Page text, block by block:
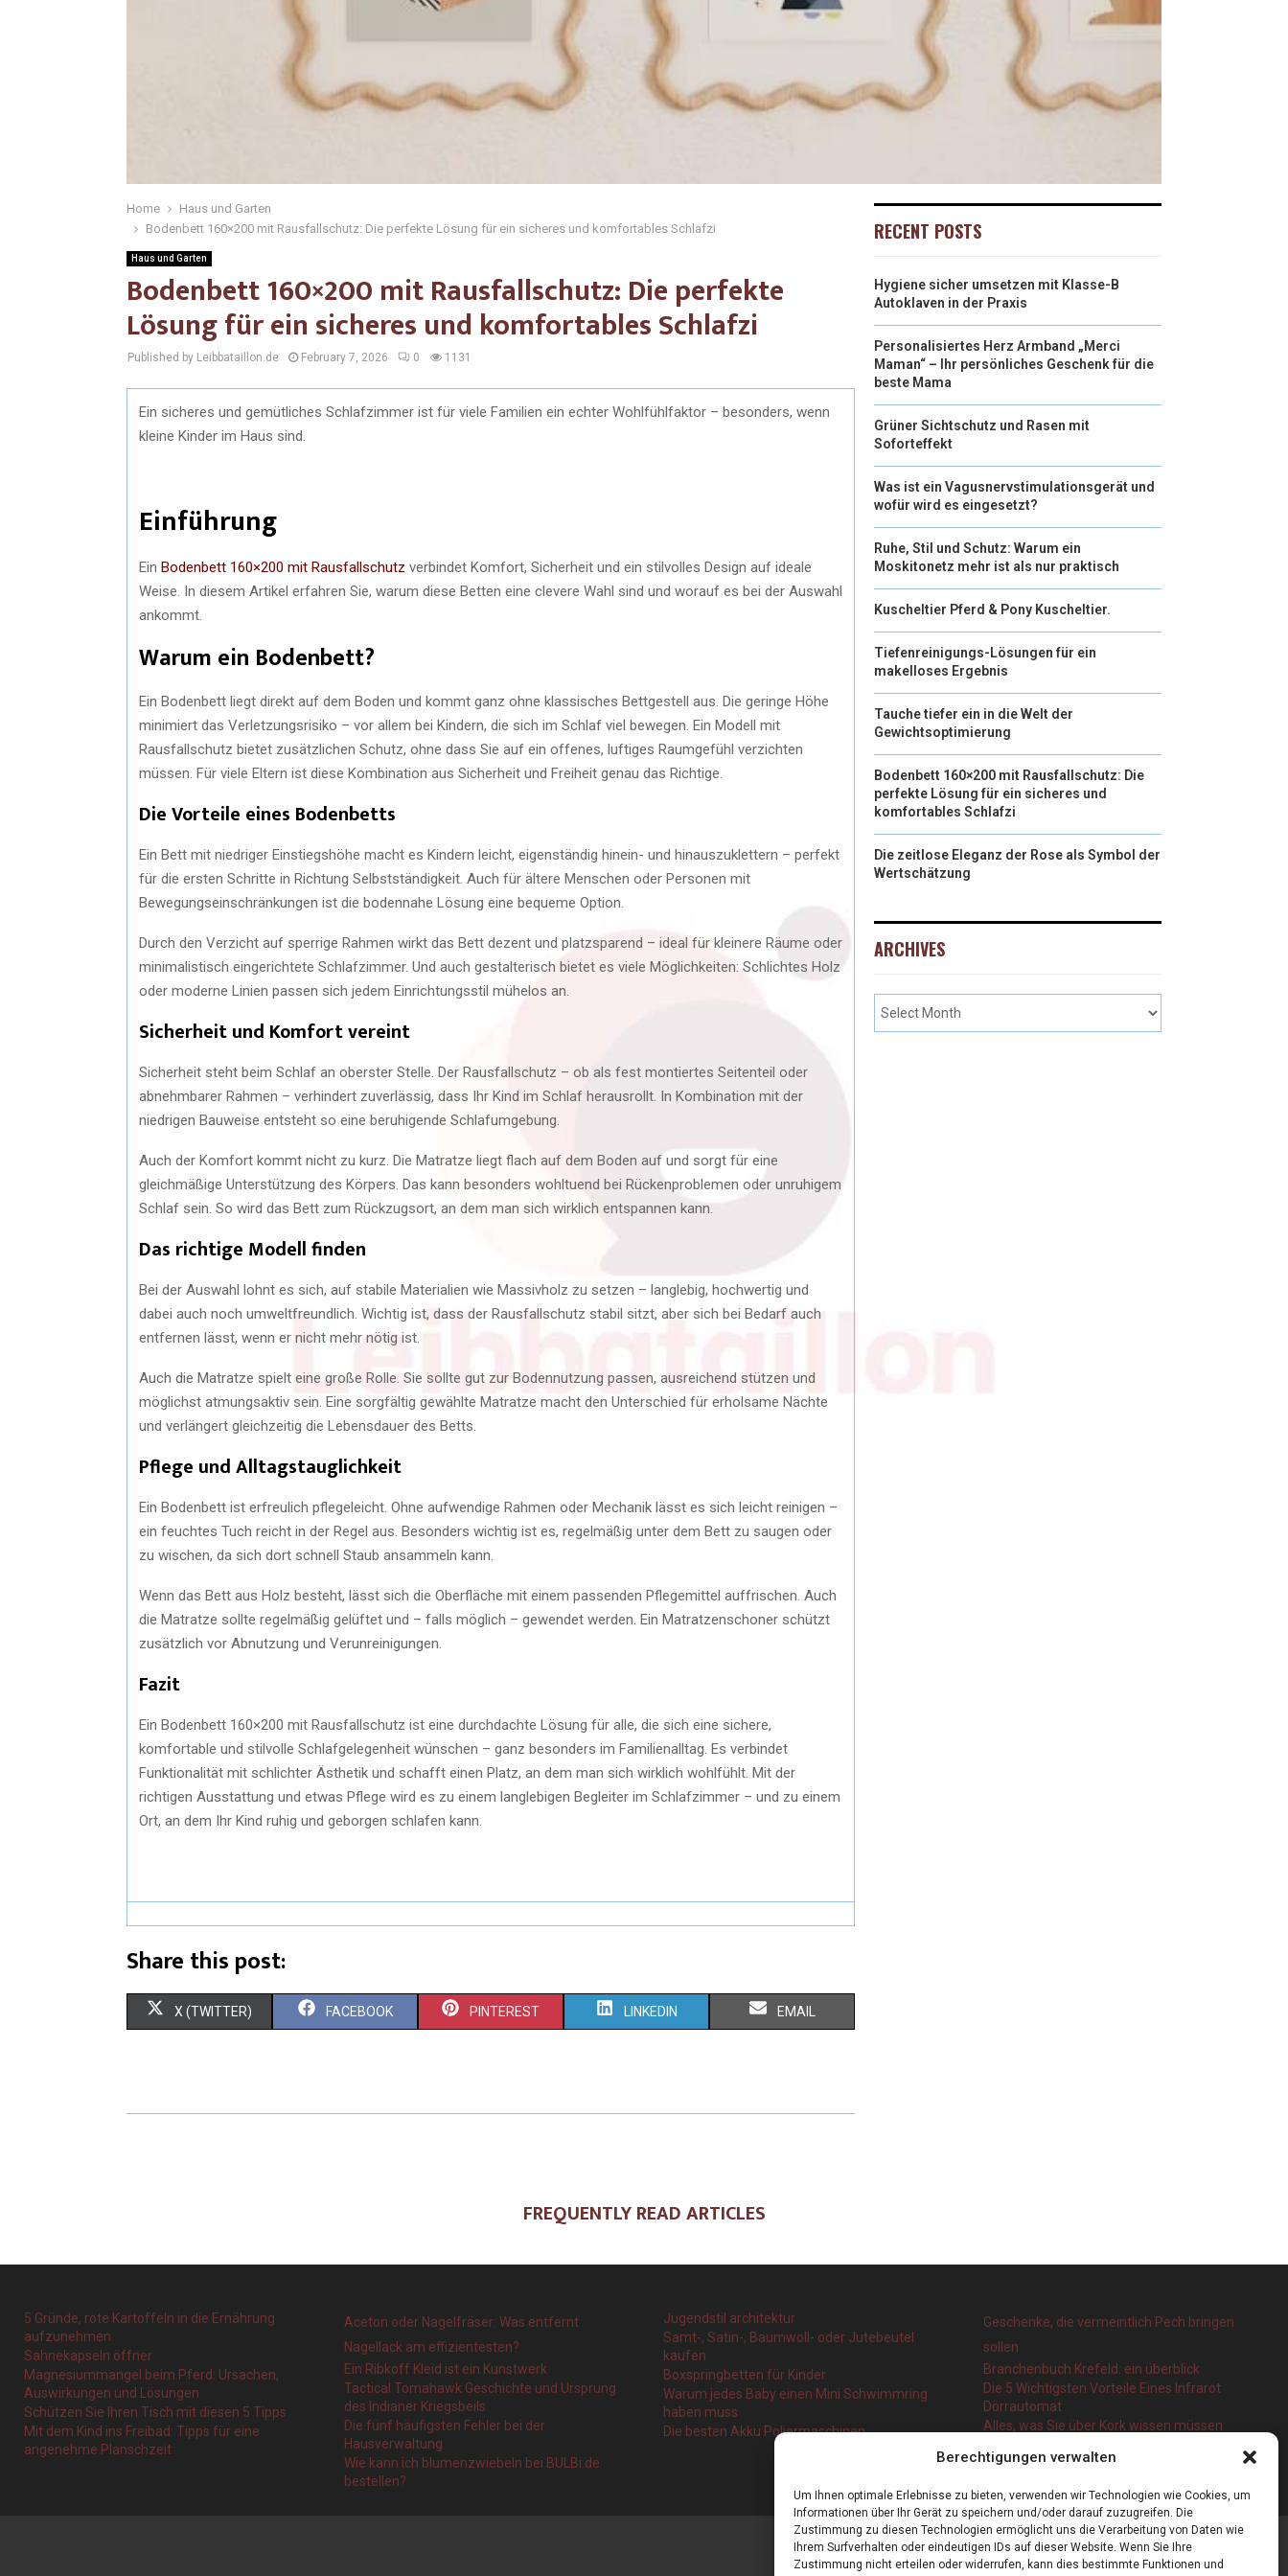
Berechtigungen verwalten
Um Ihnen optimale Erlebnisse zu bieten, verwenden wir Technologien wie Cookies, um
Informationen über Ihr Gerät zu speichern und/oder darauf zuzugreifen. Die
Zustimmung zu diesen Technologien ermöglicht uns die Verarbeitung von Daten wie
Ihrem Surfverhalten oder eindeutigen IDs auf dieser Website. Wenn Sie Ihre
Zustimmung nicht erteilen oder widerrufen, kann dies bestimmte Funktionen und
Home
Haus und Garten
Bodenbett 160×200 mit Rausfallschutz: Die perfekte Lösung für ein sicheres und komfortables Schlafzi
Haus und Garten
Bodenbett 160×200 mit Rausfallschutz: Die perfekte
Lösung für ein sicheres und komfortables Schlafzi
Published by Leibbataillon.de February 7, 2026 0 1131
Ein sicheres und gemütliches Schlafzimmer ist für viele Familien ein echter Wohlfühlfaktor – besonders, wenn
kleine Kinder im Haus sind.
Einführung
Ein Bodenbett 160×200 mit Rausfallschutz verbindet Komfort, Sicherheit und ein stilvolles Design auf ideale
Weise. In diesem Artikel erfahren Sie, warum diese Betten eine clevere Wahl sind und worauf es bei der Auswahl
ankommt.
Warum ein Bodenbett?
Ein Bodenbett liegt direkt auf dem Boden und kommt ganz ohne klassisches Bettgestell aus. Die geringe Höhe
minimiert das Verletzungsrisiko – vor allem bei Kindern, die sich im Schlaf viel bewegen. Ein Modell mit
Rausfallschutz bietet zusätzlichen Schutz, ohne dass Sie auf ein offenes, luftiges Raumgefühl verzichten
müssen. Für viele Eltern ist diese Kombination aus Sicherheit und Freiheit genau das Richtige.
Die Vorteile eines Bodenbetts
Ein Bett mit niedriger Einstiegshöhe macht es Kindern leicht, eigenständig hinein- und hinauszuklettern – perfekt
für die ersten Schritte in Richtung Selbstständigkeit. Auch für ältere Menschen oder Personen mit
Bewegungseinschränkungen ist die bodennahe Lösung eine bequeme Option.
Durch den Verzicht auf sperrige Rahmen wirkt das Bett dezent und platzsparend – ideal für kleinere Räume oder
minimalistisch eingerichtete Schlafzimmer. Und auch gestalterisch bietet es viele Möglichkeiten: Schlichtes Holz
oder moderne Linien passen sich jedem Einrichtungsstil mühelos an.
Sicherheit und Komfort vereint
Sicherheit steht beim Schlaf an oberster Stelle. Der Rausfallschutz – ob als fest montiertes Seitenteil oder
abnehmbarer Rahmen – verhindert zuverlässig, dass Ihr Kind im Schlaf herausrollt. In Kombination mit der
niedrigen Bauweise entsteht so eine beruhigende Schlafumgebung.
Auch der Komfort kommt nicht zu kurz. Die Matratze liegt flach auf dem Boden auf und sorgt für eine
gleichmäßige Unterstützung des Körpers. Das kann besonders wohltuend bei Rückenproblemen oder unruhigem
Schlaf sein. So wird das Bett zum Rückzugsort, an dem man sich wirklich entspannen kann.
Das richtige Modell finden
Bei der Auswahl lohnt es sich, auf stabile Materialien wie Massivholz zu setzen – langlebig, hochwertig und
dabei auch noch umweltfreundlich. Wichtig ist, dass der Rausfallschutz stabil sitzt, aber sich bei Bedarf auch
entfernen lässt, wenn er nicht mehr nötig ist.
Auch die Matratze spielt eine große Rolle. Sie sollte gut zur Bodennutzung passen, ausreichend stützen und
möglichst atmungsaktiv sein. Eine sorgfältig gewählte Matratze macht den Unterschied für erholsame Nächte
und verlängert gleichzeitig die Lebensdauer des Betts.
Pflege und Alltagstauglichkeit
Ein Bodenbett ist erfreulich pflegeleicht. Ohne aufwendige Rahmen oder Mechanik lässt es sich leicht reinigen –
ein feuchtes Tuch reicht in der Regel aus. Besonders wichtig ist es, regelmäßig unter dem Bett zu saugen oder
zu wischen, da sich dort schnell Staub ansammeln kann.
Wenn das Bett aus Holz besteht, lässt sich die Oberfläche mit einem passenden Pflegemittel auffrischen. Auch
die Matratze sollte regelmäßig gelüftet und – falls möglich – gewendet werden. Ein Matratzenschoner schützt
zusätzlich vor Abnutzung und Verunreinigungen.
Fazit
Ein Bodenbett 160×200 mit Rausfallschutz ist eine durchdachte Lösung für alle, die sich eine sichere,
komfortable und stilvolle Schlafgelegenheit wünschen – ganz besonders im Familienalltag. Es verbindet
Funktionalität mit schlichter Ästhetik und schafft einen Platz, an dem man sich wirklich wohlfühlt. Mit der
richtigen Ausstattung und etwas Pflege wird es zu einem langlebigen Begleiter im Schlafzimmer – und zu einem
Ort, an dem Ihr Kind ruhig und geborgen schlafen kann.
Share this post:
X (TWITTER) FACEBOOK PINTEREST LINKEDIN EMAIL
RECENT POSTS
Hygiene sicher umsetzen mit Klasse-B
Autoklaven in der Praxis
Personalisiertes Herz Armband „Merci
Maman“ – Ihr persönliches Geschenk für die
beste Mama
Grüner Sichtschutz und Rasen mit
Soforteffekt
Was ist ein Vagusnervstimulationsgerät und
wofür wird es eingesetzt?
Ruhe, Stil und Schutz: Warum ein
Moskitonetz mehr ist als nur praktisch
Kuscheltier Pferd & Pony Kuscheltier.
Tiefenreinigungs-Lösungen für ein
makelloses Ergebnis
Tauche tiefer ein in die Welt der
Gewichtsoptimierung
Bodenbett 160×200 mit Rausfallschutz: Die
perfekte Lösung für ein sicheres und
komfortables Schlafzi
Die zeitlose Eleganz der Rose als Symbol der
Wertschätzung
ARCHIVES
FREQUENTLY READ ARTICLES
5 Gründe, rote Kartoffeln in die Ernährung
aufzunehmen
Sahnekapseln öffner
Magnesiummangel beim Pferd: Ursachen,
Auswirkungen und Lösungen
Schützen Sie Ihren Tisch mit diesen 5 Tipps
Mit dem Kind ins Freibad: Tipps für eine
angenehme Planschzeit
Aceton oder Nagelfräser: Was entfernt
Nagellack am effizientesten?
Ein Ribkoff Kleid ist ein Kunstwerk
Tactical Tomahawk Geschichte und Ursprung
des Indianer Kriegsbeils
Die fünf häufigsten Fehler bei der
Hausverwaltung
Wie kann ich blumenzwiebeln bei BULBi.de
bestellen?
Jugendstil architektur
Samt-, Satin-, Baumwoll- oder Jutebeutel
kaufen
Boxspringbetten für Kinder
Warum jedes Baby einen Mini Schwimmring
haben muss
Die besten Akku Poliermaschinen
Geschenke, die vermeintlich Pech bringen
sollen
Branchenbuch Krefeld: ein überblick
Die 5 Wichtigsten Vorteile Eines Infrarot
Dörrautomat
Alles, was Sie über Kork wissen müssen